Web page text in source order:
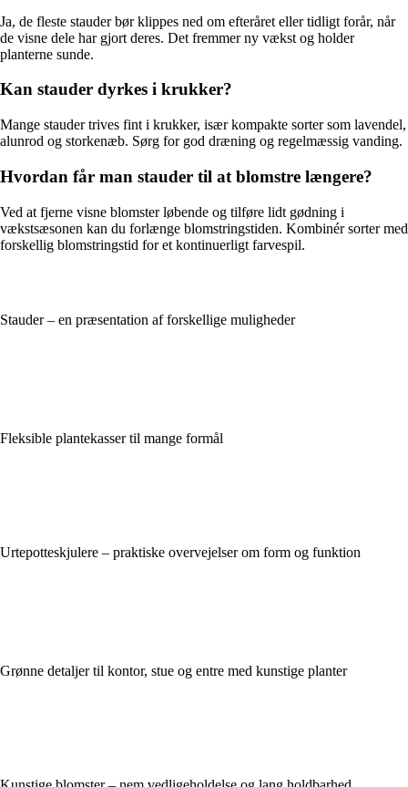
Ja, de fleste stauder bør klippes ned om efteråret eller tidligt forår, når
de visne dele har gjort deres. Det fremmer ny vækst og holder
planterne sunde.
Kan stauder dyrkes i krukker?
Mange stauder trives fint i krukker, især kompakte sorter som lavendel,
alunrod og storkenæb. Sørg for god dræning og regelmæssig vanding.
Hvordan får man stauder til at blomstre længere?
Ved at fjerne visne blomster løbende og tilføre lidt gødning i
vækstsæsonen kan du forlænge blomstringstiden. Kombinér sorter med
forskellig blomstringstid for et kontinuerligt farvespil.
Stauder – en præsentation af forskellige muligheder
Fleksible plantekasser til mange formål
Urtepotteskjulere – praktiske overvejelser om form og funktion
Grønne detaljer til kontor, stue og entre med kunstige planter